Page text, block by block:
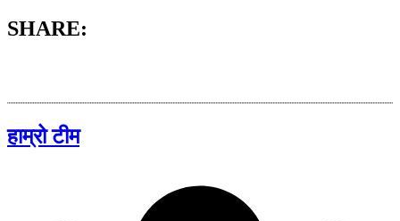
SHARE:
हाम्रो टीम